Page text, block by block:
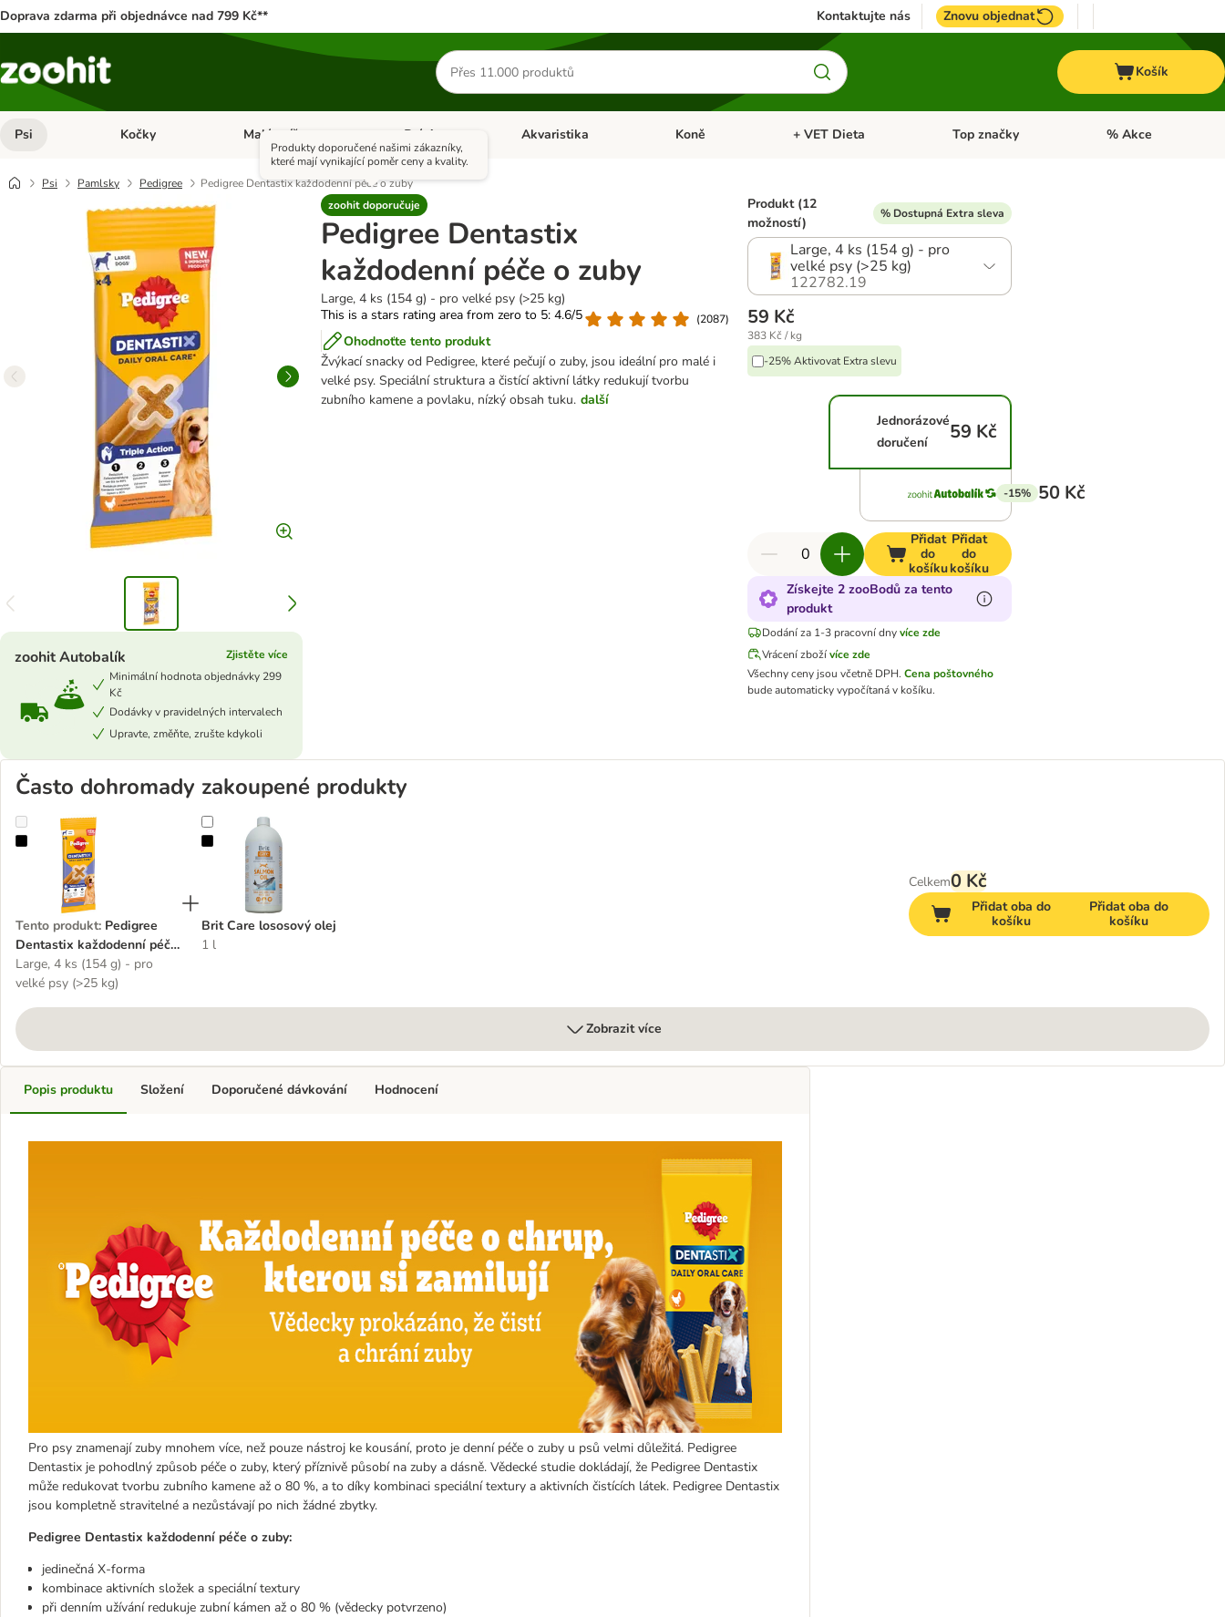
Doprava zdarma při objednávce nad 799 Kč** Kontaktujte nás Znovu objednat
Hledat
produkty
Košík
Psi Otevřít menu: Psi
Kočky Otevřít menu: Kočky
Malá zvířata Otevřít menu: Malá zvířata
Ptáci Otevřít menu: Ptáci
Akvaristika Otevřít menu: Akvaristika
Koně Otevřít menu: Koně
+ VET Dieta Otevřít menu: + VET Dieta
Top značky Otevřít menu: Top
% Akce
Psi Pamlsky Pedigree
Pedigree Dentastix každodenní péče o zuby
zoohit doporučuje
Produkty doporučené našimi zákazníky,
které mají vynikající poměr ceny a kvality.
Pedigree Dentastix
každodenní péče o zuby
Large, 4 ks (154 g) - pro velké psy (>25 kg)
This is a stars rating area from zero to 5: 4.6/5
(2087)
Ohodnoťte tento produkt
Žvýkací snacky od Pedigree, které pečují o zuby, jsou ideální pro malé i
velké psy. Speciální struktura a čistící aktivní látky redukují tvorbu
zubního kamene a povlaku, nízký obsah tuku. další
zoohit Autobalík
Zjistěte více
Minimální hodnota objednávky 299
Kč
Dodávky v pravidelných intervalech
Upravte, změňte, zrušte kdykoli
Produkt (12
možností)
% Dostupná Extra sleva
Large, 4 ks (154 g) - pro
velké psy (>25 kg)
122782.19
59 Kč
383 Kč / kg
-25% Aktivovat Extra slevu
Jednorázové
doručení
59 Kč
-15% 50 Kč
Přidat
do
košíku
Přidat
do
košíku
Získejte 2 zooBodů za tento
produkt
Dodání za 1-3 pracovní dny více zde
Vrácení zbožívíce zde
Všechny ceny jsou včetně DPH. Cena poštovného
bude automaticky vypočítaná v košíku.
Často dohromady zakoupené produkty
Pedigree Dentastix každodenní péče o zuby
Tento produkt: Pedigree
Dentastix každodenní péče
o zuby
Large, 4 ks (154 g) - pro
velké psy (>25 kg)
Brit Care lososový olej
Brit Care lososový olej
1 l
Celkem0 Kč
Přidat oba do
košíku
Přidat oba do
košíku
Zobrazit více
Popis produktu
Pro psy znamenají zuby mnohem více, než pouze nástroj ke kousání, proto je denní péče o zuby u psů velmi důležitá. Pedigree
Dentastix je pohodlný způsob péče o zuby, který příznivě působí na zuby a dásně. Vědecké studie dokládají, že Pedigree Dentastix
může redukovat tvorbu zubního kamene až o 80 %, a to díky kombinaci speciální textury a aktivních čistících látek. Pedigree Dentastix
jsou kompletně stravitelné a nezůstávají po nich žádné zbytky.
Pedigree Dentastix každodenní péče o zuby:
jedinečná X-forma
kombinace aktivních složek a speciální textury
při denním užívání redukuje zubní kámen až o 80 % (vědecky potvrzeno)
Složení Doporučené dávkování Hodnocení